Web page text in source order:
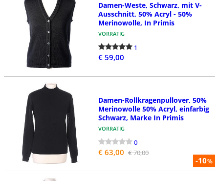
Damen-Weste, Schwarz, mit V-
Ausschnitt, 50% Acryl - 50%
Merinowolle, In Primis
VORRÄTIG
1
€ 59,00
-10%
Damen-Rollkragenpullover, 50%
Merinowolle 50% Acryl, einfarbig
Schwarz, Marke In Primis
VORRÄTIG
0
€ 63,00 € 70,00